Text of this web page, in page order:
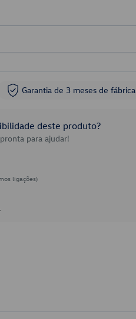
Garantia de 3 meses de fábrica
deste produto?
para ajudar!
ligações)